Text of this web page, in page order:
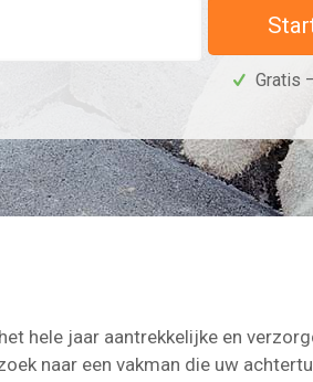
Gratis
hele jaar aantrekkelijke en
naar een vakman die uw